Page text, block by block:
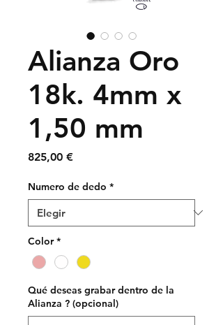
Alianza Oro
18k. 4mm x
1,50 mm
825,00 €Precio
Numero de dedo *
Color *
Qué deseas grabar dentro de la
Alianza ? (opcional)